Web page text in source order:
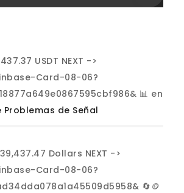
USDT NEXT ->
Card-08-06?
📊 en
de Señal
Dollars NEXT ->
Card-08-06?
🔄🪙